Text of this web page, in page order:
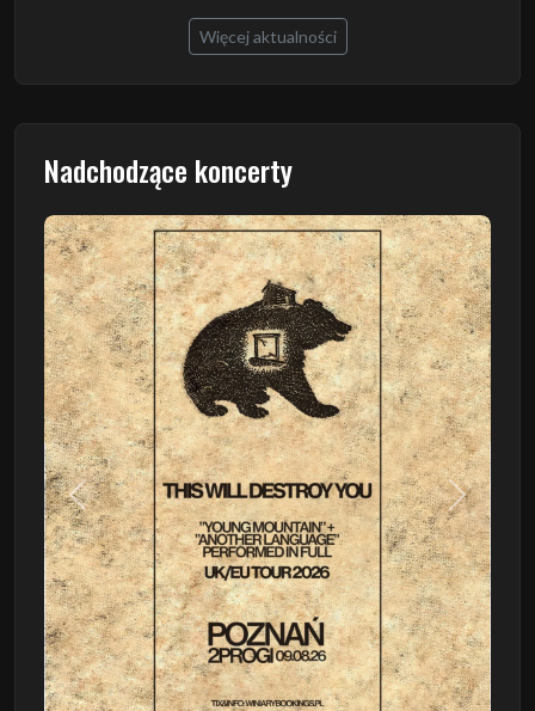
Więcej aktualności
Nadchodzące koncerty
Poprzedni Następny